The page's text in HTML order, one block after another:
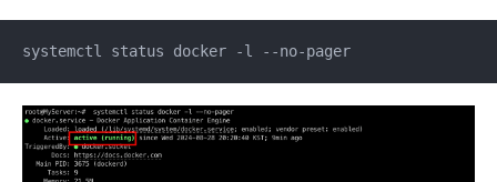
systemctl status docker -l --no-pager